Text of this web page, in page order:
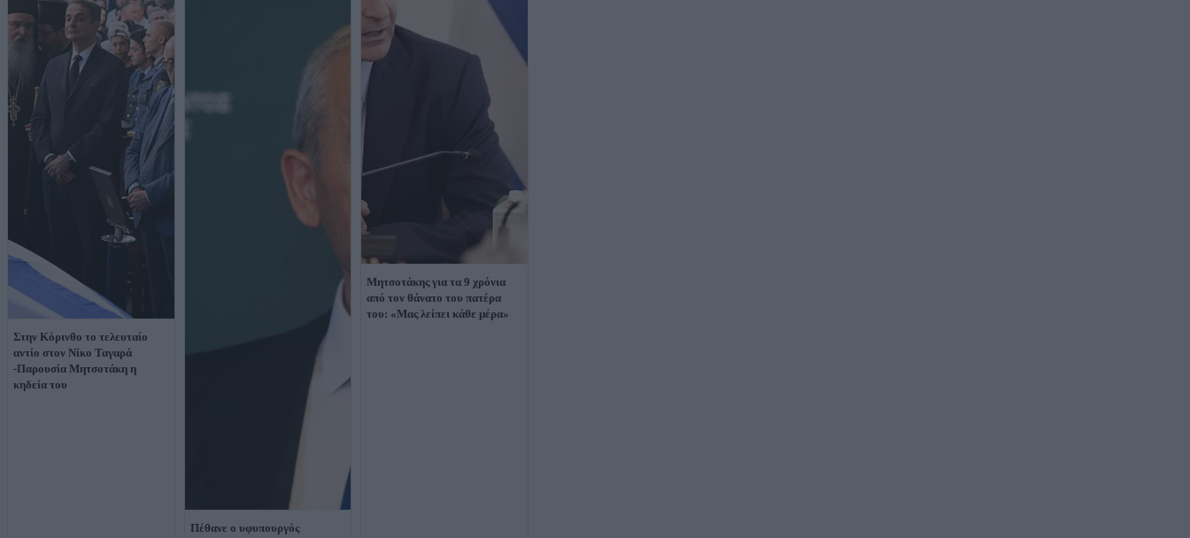
Στην Κόρινθο το τελευταίο
αντίο στον Νίκο Ταγαρά
-Παρουσία Μητσοτάκη η
κηδεία του
Πέθανε ο υφυπουργός
Μητσοτάκης για τα 9 χρόνια
από τον θάνατο του πατέρα
του: «Μας λείπει κάθε μέρα»